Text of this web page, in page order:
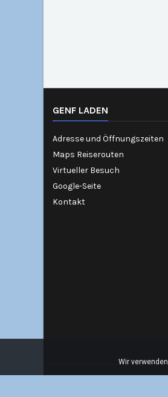
GENF LADEN
Adresse und Öffnungszeiten
Maps Reiserouten
Virtueller Besuch
Google-Seite
Kontakt
Wir